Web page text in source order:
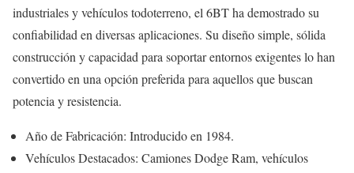
industriales y vehículos todoterreno, el 6BT ha demostrado su
confiabilidad en diversas aplicaciones. Su diseño simple, sólida
construcción y capacidad para soportar entornos exigentes lo han
convertido en una opción preferida para aquellos que buscan
potencia y resistencia.
Año de Fabricación: Introducido en 1984.
Vehículos Destacados: Camiones Dodge Ram, vehículos